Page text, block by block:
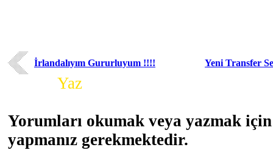
İrlandalıyım Gururluyum !!!! Yeni Transfer
Yaz
Yorumları okumak veya yazmak
yapmanız gerekmektedir.